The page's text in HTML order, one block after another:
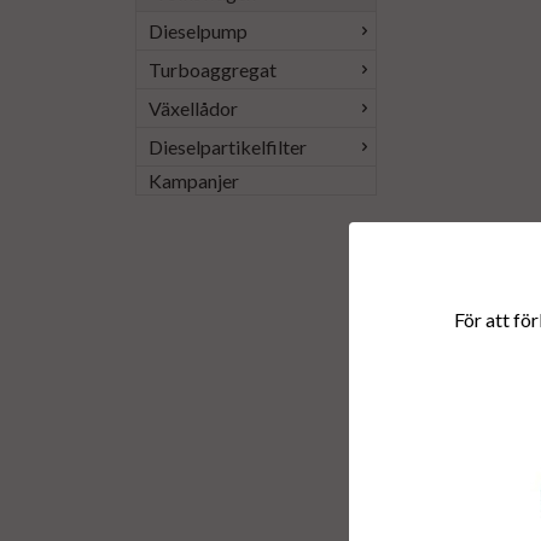
Dieselpump
Turboaggregat
Växellådor
Dieselpartikelfilter
Kampanjer
För att